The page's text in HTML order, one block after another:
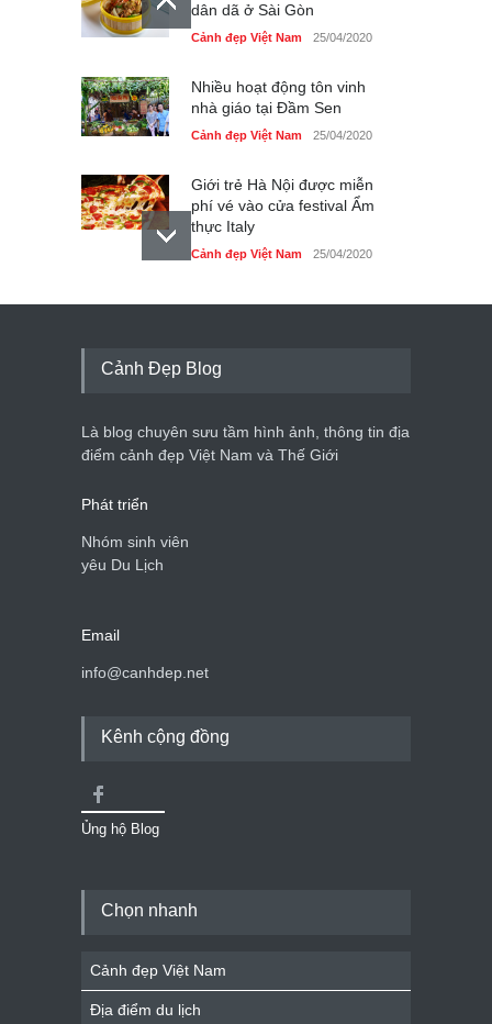
dân dã ở Sài Gòn
Cảnh đẹp Việt Nam 25/04/2020
Nhiều hoạt động tôn vinh
nhà giáo tại Đầm Sen
Cảnh đẹp Việt Nam 25/04/2020
Giới trẻ Hà Nội được miễn
phí vé vào cửa festival Ẩm
thực Italy
Cảnh đẹp Việt Nam 25/04/2020
Tam giác mạch khoe sắc
du lịch quốc gia
Cảnh đẹp Việt Nam 24/04/2020
Cảnh Đẹp Blog
Là blog chuyên sưu tầm hình ảnh, thông tin địa
điểm cảnh đẹp Việt Nam và Thế Giới
Phát triển
Nhóm sinh viên
yêu Du Lịch
Email
info@canhdep.net
Kênh cộng đồng
Ủng hộ Blog
Chọn nhanh
Cảnh đẹp Việt Nam
Địa điểm du lịch